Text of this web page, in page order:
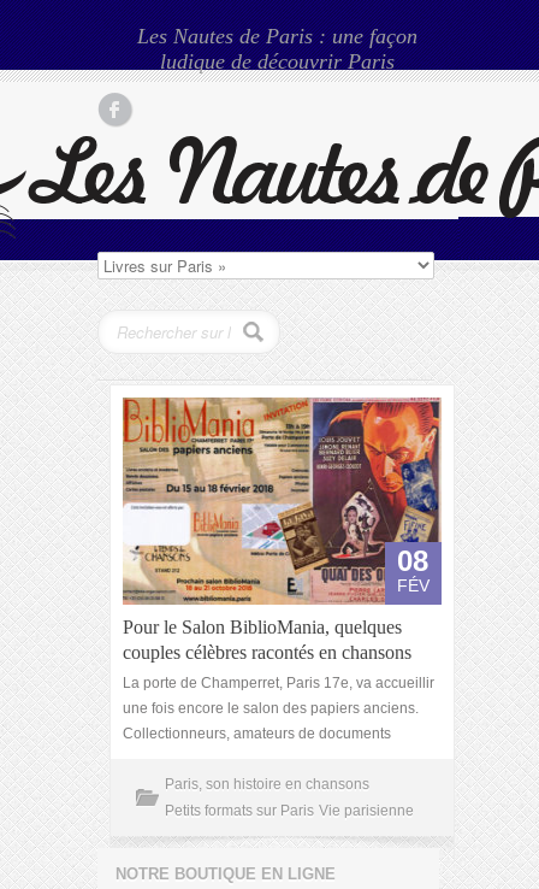
Les Nautes de Paris : une façon
ludique de découvrir Paris
08
FÉV
Pour le Salon BiblioMania, quelques
couples célèbres racontés en chansons
La porte de Champerret, Paris 17e, va accueillir
une fois encore le salon des papiers anciens.
Collectionneurs, amateurs de documents
Paris, son histoire en chansons
Petits formats sur Paris Vie parisienne
NOTRE BOUTIQUE EN LIGNE